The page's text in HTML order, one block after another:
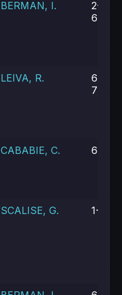
BERMAN, I.
2-6,
6-7
LEIVA, R.
6-4,
7-6
CABABIE, C. 6-2,
SCALISE, G. 1-6,